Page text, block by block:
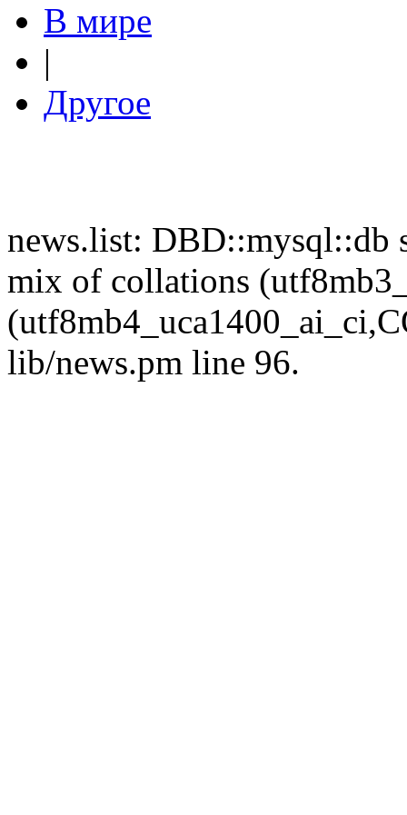
В мире
|
Другое
news.list: DBD::mysql::db
mix of collations
lib/news.pm line 96.